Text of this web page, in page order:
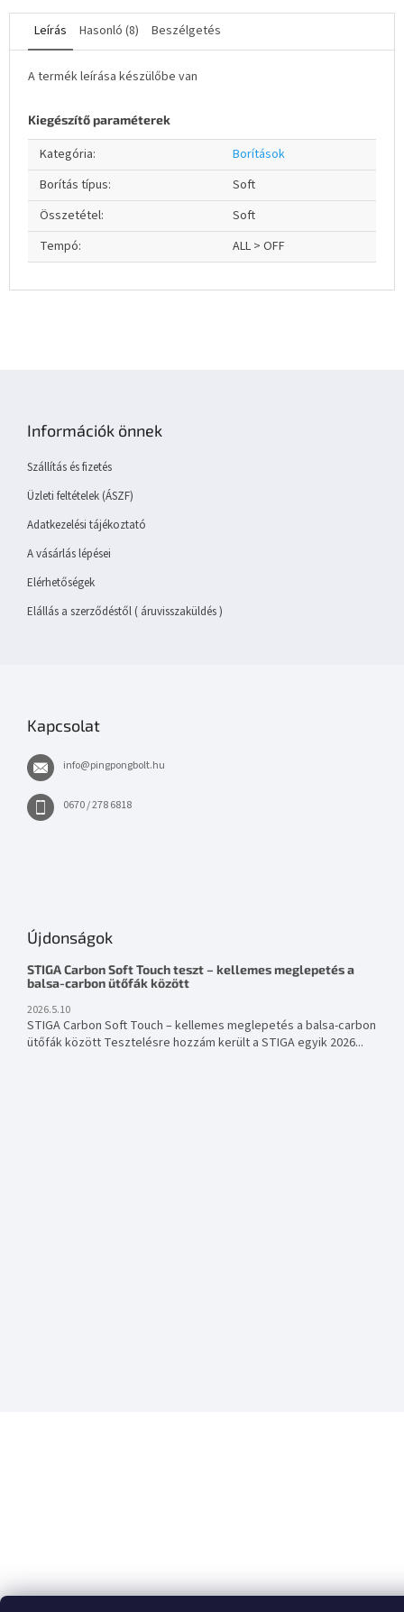
Leírás Hasonló (8) Beszélgetés
A termék leírása készülőbe van
Kiegészítő paraméterek
Kategória:
Borítások
Borítás típus:
Soft
Összetétel:
Soft
Tempó: ALL > OFF
Információk önnek
Szállítás és fizetés
Üzleti feltételek (ÁSZF)
Adatkezelési tájékoztató
A vásárlás lépései
Elérhetőségek
Elállás a szerződéstől ( áruvisszaküldés )
Kapcsolat
info@pingpongbolt.hu
0670 / 278 6818
Újdonságok
STIGA Carbon Soft Touch teszt – kellemes meglepetés a
balsa-carbon ütőfák között
2026.5.10
STIGA Carbon Soft Touch – kellemes meglepetés a balsa-carbon
ütőfák között Tesztelésre hozzám került a STIGA egyik 2026...